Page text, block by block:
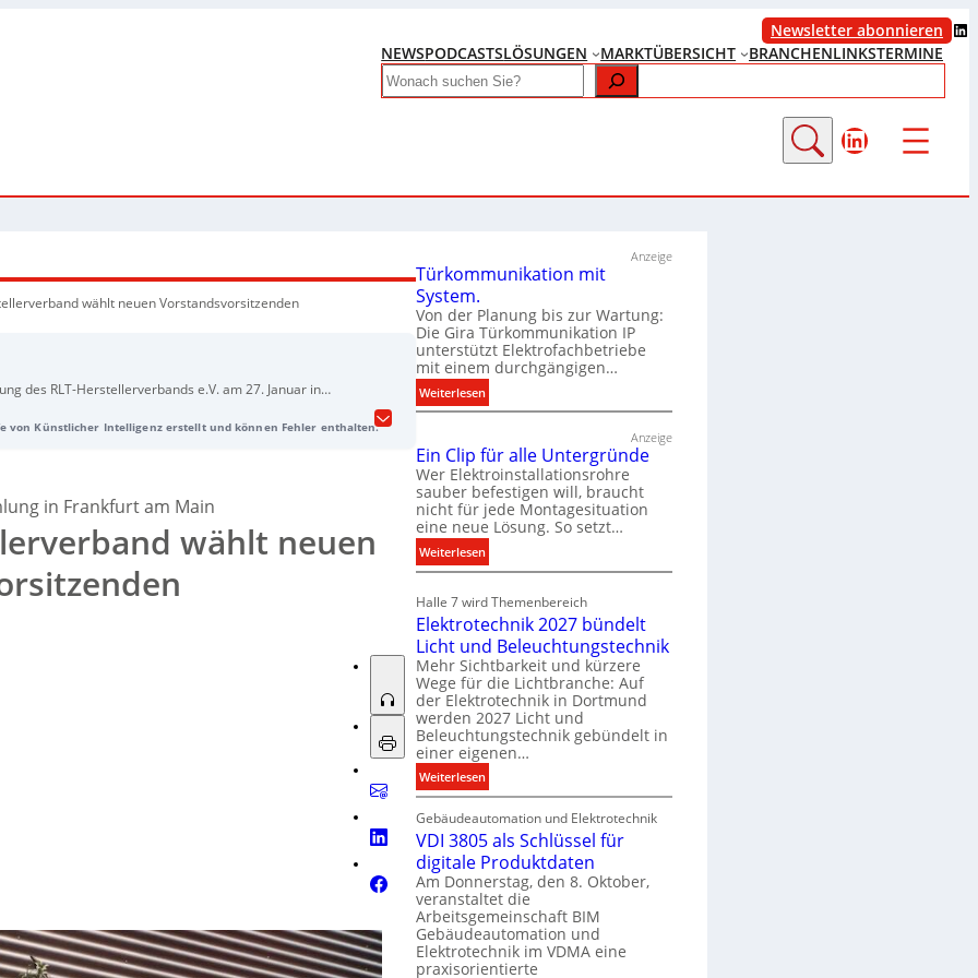
Newsletter abonnieren LinkedIn
NEWSPODCASTSLÖSUNGEN MARKTÜBERSICHT BRANCHENLINKSTERMINE
Search
LinkedIn
wählt neuen Vorstandsvorsitzenden
des RLT-Herstellerverbands e.V. am 27. Januar in
Er folgt auf Andreas von Thun, der den Verband seit
Geräte im deutschsprachigen Raum und
Energieeffizienz, Nachhaltigkeit und steigende
aktiv vorantreiben. Hinweis: Die Audioaufnahme
und vom Tedo Verlag bereitgestellt.
von Künstlicher Intelligenz erstellt und können Fehler enthalten.
in Frankfurt am Main
wählt neuen
Anzeige
Türkommunikation mit
System.
Von der Planung bis zur Wartung:
Die Gira Türkommunikation IP
unterstützt Elektrofachbetriebe
mit einem durchgängigen…
Weiterlesen:
T
r
k
o
m
m
u
n
i
k
a
t
i
o
n
m
i
t
y
s
t
e
m
.
Anzeige
Ein Clip für alle Untergründe
Wer Elektroinstallationsrohre
sauber befestigen will, braucht
nicht für jede Montagesituation
eine neue Lösung. So setzt…
Weiterlesen:
E
C
l
i
p
f
ü
r
a
l
l
e
U
n
t
e
r
g
Halle 7 wird Themenbereich
Elektrotechnik 2027 bündelt
Licht und Beleuchtungstechnik
Mehr Sichtbarkeit und kürzere
Wege für die Lichtbranche: Auf
der Elektrotechnik in Dortmund
werden 2027 Licht und
Beleuchtungstechnik gebündelt in
einer eigenen…
Weiterlesen:
E
l
e
k
t
r
o
t
e
Gebäudeautomation und Elektrotechnik
VDI 3805 als Schlüssel für
digitale Produktdaten
Am Donnerstag, den 8. Oktober,
veranstaltet die
Arbeitsgemeinschaft BIM
Gebäudeautomation und
Elektrotechnik im VDMA eine
praxisorientierte